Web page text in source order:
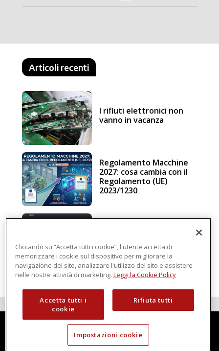
Articoli recenti
I rifiuti elettronici non
vanno in vacanza
Regolamento Macchine
2027: cosa cambia con il
Regolamento (UE)
2023/1230
intelligenza in cloud
Cliccando su “Accetta tutti i cookie”, l'utente accetta di
memorizzare i cookie sul dispositivo per migliorare la
navigazione del sito, analizzare l'utilizzo del sito e assistere
nelle nostre attività di marketing. Leggi la Cookie Policy
Accetta tutti i
cookie
Rifiuta tutti
Impostazioni cookie